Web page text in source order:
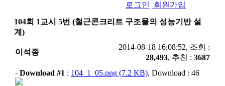
로그인
회원가입
104회 1교시 5번 (철근콘크리트 구조물의 성능기반 설
계)
이석종
2014-08-18 16:08:52, 조회 :
28,493, 추천 : 3687
- Download #1 : 104_1_05.png (7.2 KB), Download : 46